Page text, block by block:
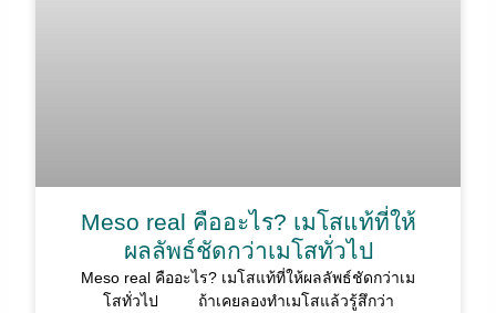
Meso real คืออะไร? เมโสแท้ที่ให้
ผลลัพธ์ชัดกว่าเมโสทั่วไป
Meso real คืออะไร? เมโสแท้ที่ให้ผลลัพธ์ชัดกว่าเม
โสทั่วไป ถ้าเคยลองทำเมโสแล้วรู้สึกว่า